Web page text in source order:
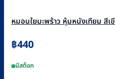
หมอนใยมะพร้าว หุ้มหนังเทียม สีเ
฿440
มีสต็อก